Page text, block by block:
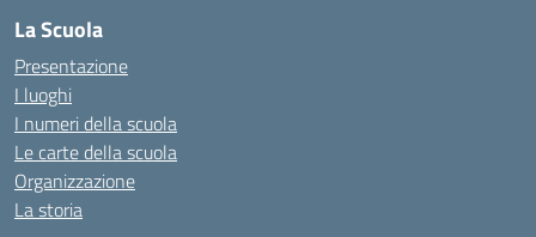
La Scuola
Presentazione
I luoghi
I numeri della scuola
Le carte della scuola
Organizzazione
La storia